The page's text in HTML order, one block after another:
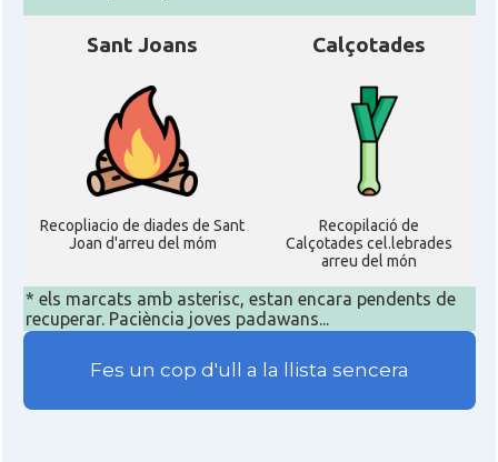
Sant Joans
Recopliacio de diades de Sant
Joan d'arreu del móm
Calçotades
Recopilació de
Calçotades cel.lebrades
arreu del món
* els marcats amb asterisc, estan encara pendents de
recuperar. Paciència joves padawans...
Fes un cop d'ull a la llista sencera